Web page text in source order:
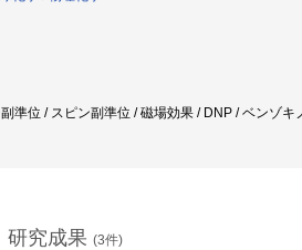
準位 / スピン副準位 / 磁場効果 / DNP / ベンゾキ
研究成果 (3件)